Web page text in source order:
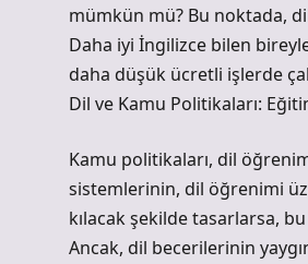
mümkün mü? Bu noktada,
Daha iyi İngilizce bilen
daha düşük ücretli işlerde
Dil ve Kamu Politikaları:
Kamu politikaları, dil
sistemlerinin, dil öğrenimi
kılacak şekilde tasarlarsa,
Ancak, dil becerilerinin